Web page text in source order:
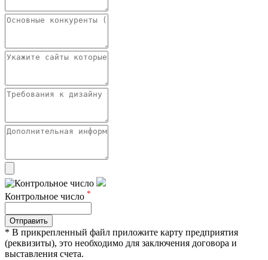
Контрольное число *
Отправить
* В прикрепленный файл приложите карту предприятия
(реквизиты), это необходимо для заключения договора и
выставления счета.